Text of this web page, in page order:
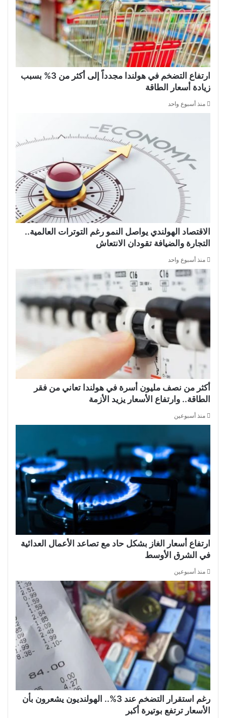
ارتفاع التضخم في هولندا مجدداً إلى أكثر من 3% بسبب
زيادة أسعار الطاقة
منذ أسبوع واحد
الاقتصاد الهولندي يواصل النمو رغم التوترات العالمية..
التجارة والضيافة تقودان الانتعاش
منذ أسبوع واحد
أكثر من نصف مليون أسرة في هولندا تعاني من فقر
الطاقة.. وارتفاع الأسعار يزيد الأزمة
منذ أسبوعين
ارتفاع أسعار الغاز بشكل حاد مع تصاعد الأعمال العدائية
في الشرق الأوسط
منذ أسبوعين
رغم استقرار التضخم عند 3%.. الهولنديون يشعرون بأن
الأسعار ترتفع بوتيرة أكبر